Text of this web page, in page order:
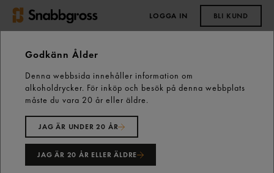
LOGGA IN BLI KUND
Start Vårt sortiment
Bröd, Bakverk & Dessert
Kex, Kakor & Tårtor
Kondisbitar
Godkänn Ålder
Denna webbsida innehåller information om
alkoholdrycker. För inköp och besök på denna webbplats
måste du vara 20 år eller äldre.
JAG ÄR UNDER 20 ÅR
JAG ÄR 20 ÅR ELLER ÄLDRE